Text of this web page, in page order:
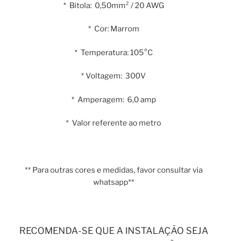
* Bitola: 0,50mm² / 20 AWG
* Cor: Marrom
* Temperatura: 105°C
* Voltagem: 300V
* Amperagem: 6,0 amp
* Valor referente ao metro
** Para outras cores e medidas, favor consultar via
whatsapp**
RECOMENDA-SE QUE A INSTALAÇÃO SEJA